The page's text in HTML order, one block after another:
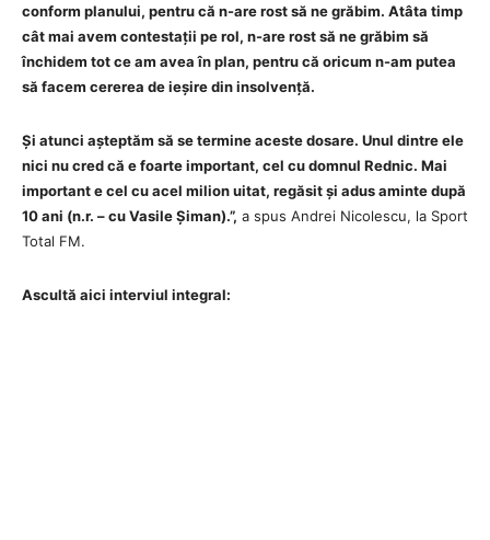
conform planului, pentru că n-are rost să ne grăbim. Atâta timp
cât mai avem contestații pe rol, n-are rost să ne grăbim să
închidem tot ce am avea în plan, pentru că oricum n-am putea
să facem cererea de ieșire din insolvență.
Și atunci așteptăm să se termine aceste dosare. Unul dintre ele
nici nu cred că e foarte important, cel cu domnul Rednic. Mai
important e cel cu acel milion uitat, regăsit și adus aminte după
10 ani (n.r. – cu Vasile Șiman).”, a spus Andrei Nicolescu, la Sport
Total FM.
Ascultă aici interviul integral: